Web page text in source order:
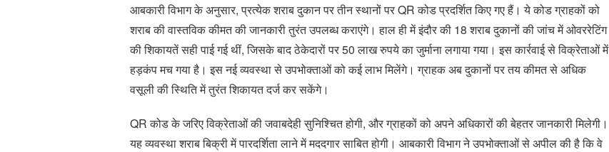
आबकारी विभाग के अनुसार, प्रत्येक शराब दुकान पर तीन स्थानों पर QR कोड प्रदर्शित किए गए हैं। ये कोड ग्राहकों को
शराब की वास्तविक कीमत की जानकारी तुरंत उपलब्ध कराएंगे। हाल ही में इंदौर की 18 शराब दुकानों की जांच में ओवररेटिंग
की शिकायतें सही पाई गई थीं, जिसके बाद ठेकेदारों पर 50 लाख रुपये का जुर्माना लगाया गया। इस कार्रवाई से विक्रेताओं में
हड़कंप मच गया है। इस नई व्यवस्था से उपभोक्ताओं को कई लाभ मिलेंगे। ग्राहक अब दुकानों पर तय कीमत से अधिक
वसूली की स्थिति में तुरंत शिकायत दर्ज कर सकेंगे।
QR कोड के जरिए विक्रेताओं की जवाबदेही सुनिश्चित होगी, और ग्राहकों को अपने अधिकारों की बेहतर जानकारी मिलेगी।
यह व्यवस्था शराब बिक्री में पारदर्शिता लाने में मददगार साबित होगी। आबकारी विभाग ने उपभोक्ताओं से अपील की है कि वे